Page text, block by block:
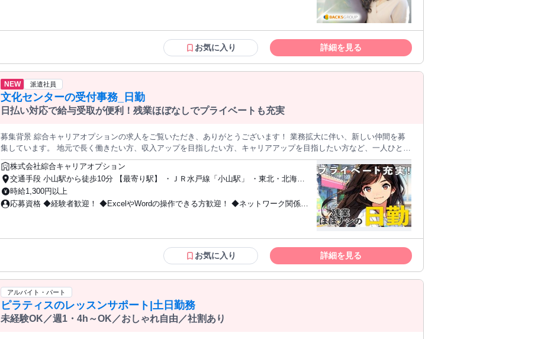
お気に入り 詳細を見る
NEW 派遣社員
文化センターの受付事務_日勤
日払い対応で給与受取が便利！残業ほぼなしでプライベートも充実
募集背景 綜合キャリアオプションの求人をご覧いただき、ありがとうございます！ 業務拡大に伴い、新しい仲間を募
集しています。 地元で長く働きたい方、収入アップを目指したい方、キャリアアップを目指したい方など、一人ひとり
の希望に合わせたお仕事をご紹介します。 まずはお気軽にご応募ください！ ↓このお仕事のおすすめポイントはこちら
↓ ■お仕事PR ≪ほぼ定時で帰れる≫ 時間をしっかり確保できる、 残業基本ナシのお仕事♪ オンとオフをきっちり切り
替えたい方にオススメ！ ≪経験者優遇≫ これまでの経験を活かしませんか？ ブランクがあっても大丈夫♪ 経験はちょ
っとだけ…という方もOK！ ≪ヘアカラーOKで自由な雰囲気の職場≫ 明るすぎたり奇抜でなければ基本的に自由！ (規
定有)≪自分に向いている仕事が探せる≫ 困った事などがあれば、 担当がしっかりサポートします！ ■職場の雰囲気
『少人数』だからコミュニケーションも取りやすい？ 髪型・髪色自由♪ 派手過ぎなければOKだから、 モチベーション
（入館手続きや案内を含む） ・窓口でのチケット配布対応および引渡し対応 ・電話応対による問い合わせ対応および
案内対応 ・PCでのデータ入力および来館者情報の記録作業 ・営業担当への案内資料作成や関連書類の管理対応 [醍醐
味] T4-JM [こんな人が活躍] ●受付経験を活かして働きたい方 ●事務作業でスキルを維持したい方 ●ブランクがあって復
職を考えている方 ●家庭と両立しながら働きたい方 ●窓口対応や案内業務が得意な方
株式会社綜合キャリアオプション
交通手段 小山駅から徒歩10分 【最寄り駅】 ・ＪＲ水戸線「小山駅」 ・東北・北海道
新幹線「小山駅」 ・その他
時給1,300円以上
応募資格 ◆経験者歓迎！ ◆ExcelやWordの操作できる方歓迎！ ◆ネットワーク関係の
お気に入り 詳細を見る
アルバイト・パート
ピラティスのレッスンサポート|土日勤務
未経験OK／週1・4h～OK／おしゃれ自由／社割あり